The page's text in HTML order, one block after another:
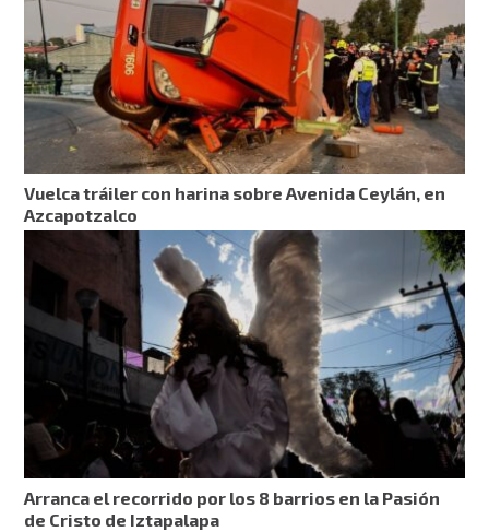
Vuelca tráiler con harina sobre Avenida Ceylán, en
Azcapotzalco
Arranca el recorrido por los 8 barrios en la Pasión
de Cristo de Iztapalapa